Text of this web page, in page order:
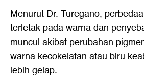
Menurut Dr. Turegano,
terletak pada warna dan
muncul akibat perubahan
warna kecokelatan atau biru
lebih gelap.